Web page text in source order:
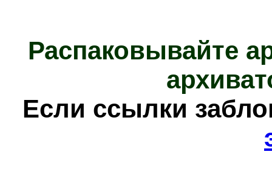
Распаковывайте
Если ссылки